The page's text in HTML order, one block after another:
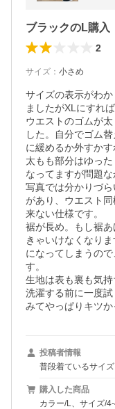
ブラックのL購入
2
サイズ ： 小さめ
サイズの表示がわ
ましたがXLにすれ
ウエストのゴムが
した。自分でゴム
に緩めるか外すか
太もも部分はゆっ
なってますが問題な
写真では分かりづ
があり、ウエスト
来ない仕様です。
裾が長め。もし裾
きゃいけなくなり
になってしまうの
す。
生地は表も裏も気持
洗濯する前に一度
みてやっぱりキツか
投稿者情報
普段着ているサイ
購入した商品
カラー/L、サイズ/